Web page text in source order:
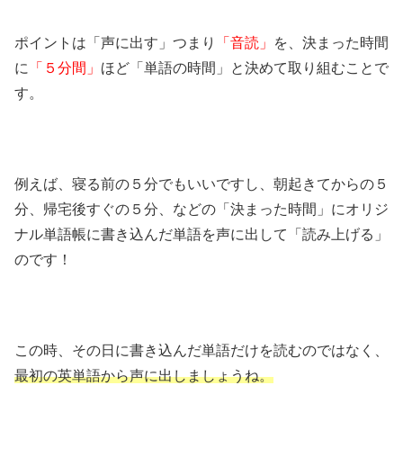
ポイントは「声に出す」つまり 「音読」
を、決まった時間
に 「５分間」 ほど「単語の時間」と決めて取り組むことで
す。
例えば、寝る前の５分でもいいですし、朝起きてからの５
分、帰宅後すぐの５分、などの「決まった時間」にオリジ
ナル単語帳に書き込んだ単語を声に出して「読み上げる」
のです！
この時、その日に書き込んだ単語だけを読むのではなく、
最初の英単語から声に出しましょうね。